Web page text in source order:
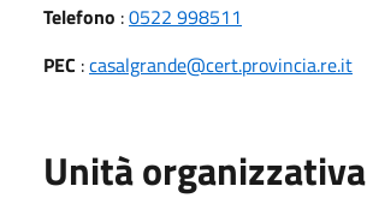
Telefono :0522 998511
PEC :casalgrande@cert.provincia.re.it
Unità organizzativa